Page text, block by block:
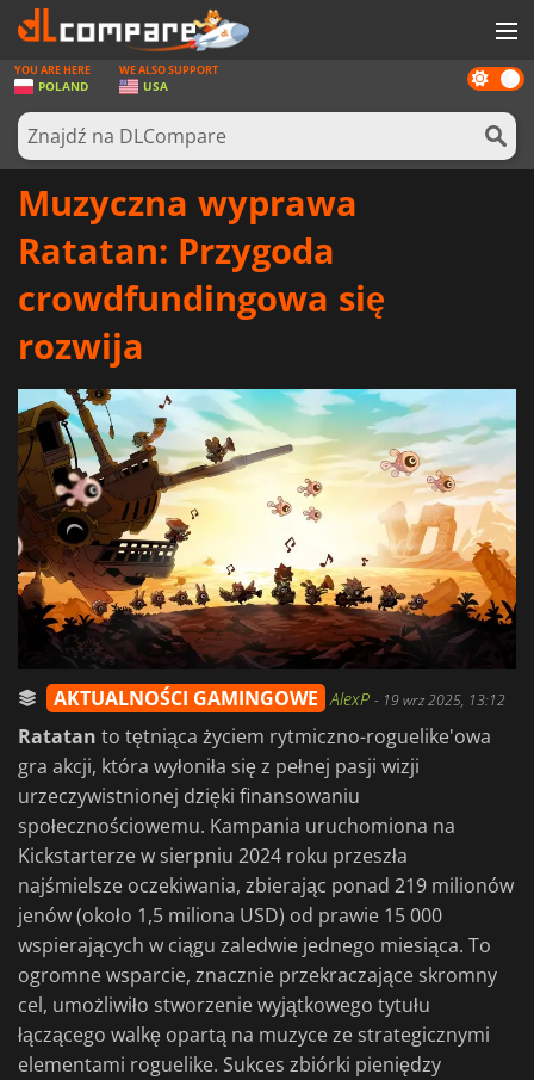
GRY
KARTY DO GIER
OPROGRAMOWANIE
ZALOGUJ SIĘ LUB ZAREJESTRUJ
Dark
mode
YOU ARE HERE
POLAND
WE ALSO SUPPORT
USA
Muzyczna wyprawa
Ratatan: Przygoda
crowdfundingowa się
rozwija
AKTUALNOŚCI GAMINGOWE AlexP - 19 wrz 2025, 13:12
Ratatan to tętniąca życiem rytmiczno-roguelike'owa
gra akcji, która wyłoniła się z pełnej pasji wizji
urzeczywistnionej dzięki finansowaniu
społecznościowemu. Kampania uruchomiona na
Kickstarterze w sierpniu 2024 roku przeszła
najśmielsze oczekiwania, zbierając ponad 219 milionów
jenów (około 1,5 miliona USD) od prawie 15 000
wspierających w ciągu zaledwie jednego miesiąca. To
ogromne wsparcie, znacznie przekraczające skromny
cel, umożliwiło stworzenie wyjątkowego tytułu
łączącego walkę opartą na muzyce ze strategicznymi
elementami roguelike. Sukces zbiórki pieniędzy